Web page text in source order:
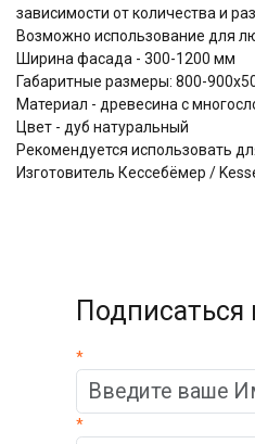
зависимости от количества и
Возможно использование для
Ширина фасада - 300-1200 мм
Габаритные размеры: 800-
Материал - древесина с
Цвет - дуб натуральный
Рекомендуется использовать
Изготовитель Кессебёмер /
Подписаться
*
*